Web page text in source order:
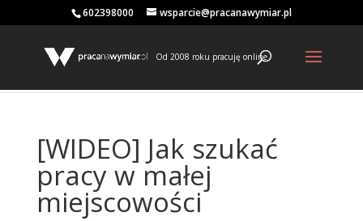
602398000 wsparcie@pracanawymiar.pl
Od 2008 roku pracuję online
[WIDEO] Jak szukać
pracy w małej
miejscowości